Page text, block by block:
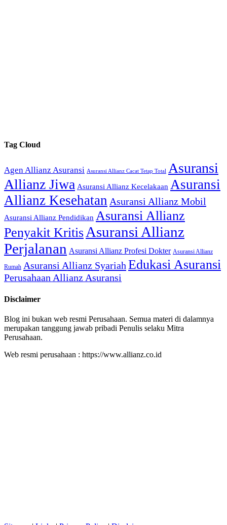
Tag Cloud
Agen Allianz Asuransi Asuransi Allianz Cacat Tetap Total Asuransi
Allianz Jiwa Asuransi Allianz Kecelakaan Asuransi
Allianz Kesehatan Asuransi Allianz Mobil
Asuransi Allianz Pendidikan Asuransi Allianz
Penyakit Kritis Asuransi Allianz
Perjalanan Asuransi Allianz Profesi Dokter Asuransi Allianz
Rumah Asuransi Allianz Syariah Edukasi Asuransi
Perusahaan Allianz Asuransi
Disclaimer
Blog ini bukan web resmi Perusahaan. Semua materi di dalamnya
merupakan tanggung jawab pribadi Penulis selaku Mitra
Perusahaan.
Web resmi perusahaan : https://www.allianz.co.id